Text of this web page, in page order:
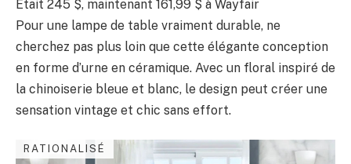
Était 245 $, maintenant 161,99 $ à Wayfair
Pour une lampe de table vraiment durable, ne
cherchez pas plus loin que cette élégante conception
en forme d’urne en céramique. Avec un floral inspiré de
la chinoiserie bleue et blanc, le design peut créer une
sensation vintage et chic sans effort.
RATIONALISÉ